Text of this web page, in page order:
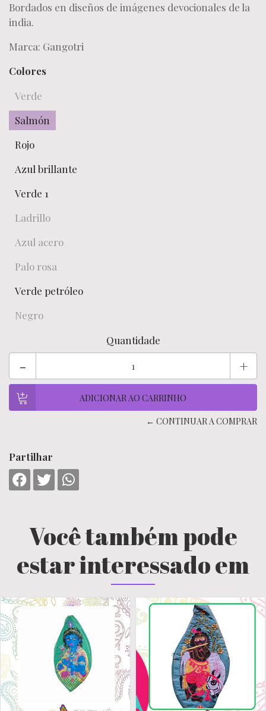
Bordados en diseños de imágenes devocionales de la
india.
Marca: Gangotri
Colores
Verde
Salmón
Rojo
Azul brillante
Verde 1
Ladrillo
Azul acero
Palo rosa
Verde petróleo
Negro
Quantidade
- +
← CONTINUAR A COMPRAR
Partilhar
Você também pode
estar interessado em